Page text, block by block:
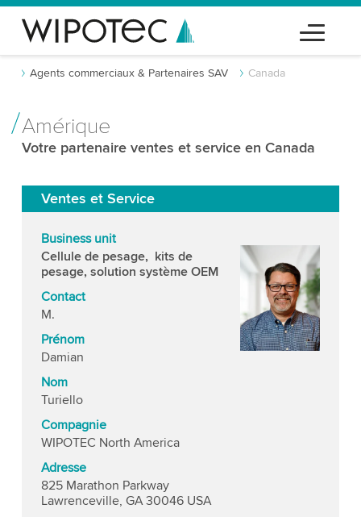
Agents commerciaux & Partenaires SAV Canada
Amérique
Votre partenaire ventes et service en Canada
Ventes et Service
Business unit
Cellule de pesage, kits de
pesage, solution système OEM
Contact
M.
Prénom
Damian
Nom
Turiello
Compagnie
WIPOTEC North America
Adresse
825 Marathon Parkway
Lawrenceville, GA 30046 USA